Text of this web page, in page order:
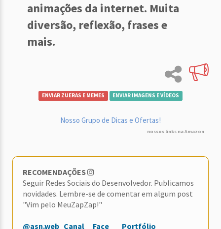
animações da internet. Muita
diversão, reflexão, frases e
mais.
ENVIAR ZUERAS E MEMES ENVIAR IMAGENS E VÍDEOS
Nosso Grupo de Dicas e Ofertas!
nossos links na Amazon
RECOMENDAÇÕES
Seguir Redes Sociais do Desenvolvedor. Publicamos
novidades. Lembre-se de comentar em algum post
"Vim pelo MeuZapZap!"
@asn.web Canal Face Portfólio